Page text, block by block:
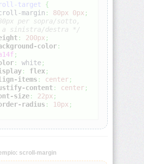
target
{
margin
: 80px 0px ;
per sopra/sotto,
a sinistra/destra */
: 200px ;
color:
;
: white;
: flex;
items : center;
content : center;
size: 22px ;
radius : 10px ;
scroll-margin